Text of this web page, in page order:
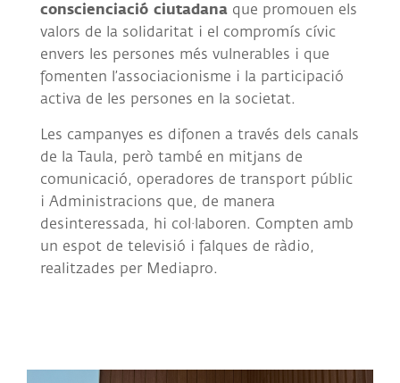
conscienciació ciutadana que promouen els
valors de la solidaritat i el compromís cívic
envers les persones més vulnerables i que
fomenten l’associacionisme i la participació
activa de les persones en la societat.
Les campanyes es difonen a través dels canals
de la Taula, però també en mitjans de
comunicació, operadores de transport públic
i Administracions que, de manera
desinteressada, hi col·laboren. Compten amb
un espot de televisió i falques de ràdio,
realitzades per Mediapro.